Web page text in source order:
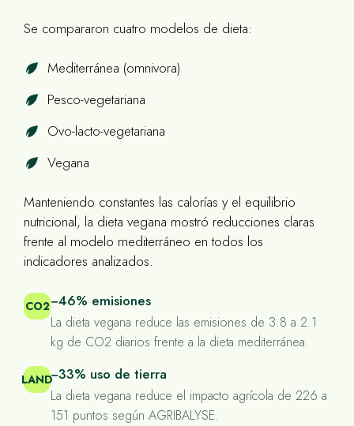
Se compararon cuatro modelos de dieta:
Mediterránea (omnivora)
Pesco-vegetariana
Ovo-lacto-vegetariana
Vegana
Manteniendo constantes las calorías y el equilibrio
nutricional, la dieta vegana mostró reducciones claras
frente al modelo mediterráneo en todos los
indicadores analizados.
CO2−46% emisiones
La dieta vegana reduce las emisiones de 3.8 a 2.1
kg de CO2 diarios frente a la dieta mediterránea.
LAND−33% uso de tierra
La dieta vegana reduce el impacto agrícola de 226 a
151 puntos según AGRIBALYSE.